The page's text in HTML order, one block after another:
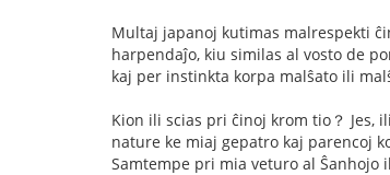
Multaj japanoj kutimas malrespekti
harpendaĵo, kiu similas al vosto de
kaj per instinkta korpa malŝato ili
Kion ili scias pri ĉinoj krom tio？ Jes,
nature ke miaj gepatro kaj parencoj
Samtempe pri mia veturo al